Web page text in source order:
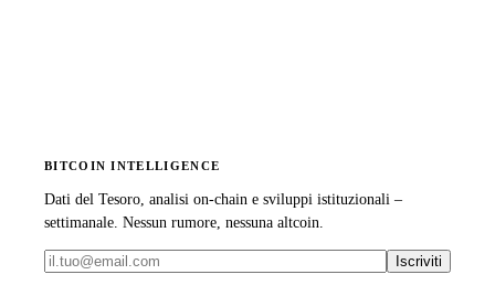
BITCOIN INTELLIGENCE
Dati del Tesoro, analisi on-chain e sviluppi istituzionali –
settimanale. Nessun rumore, nessuna altcoin.
Iscriviti